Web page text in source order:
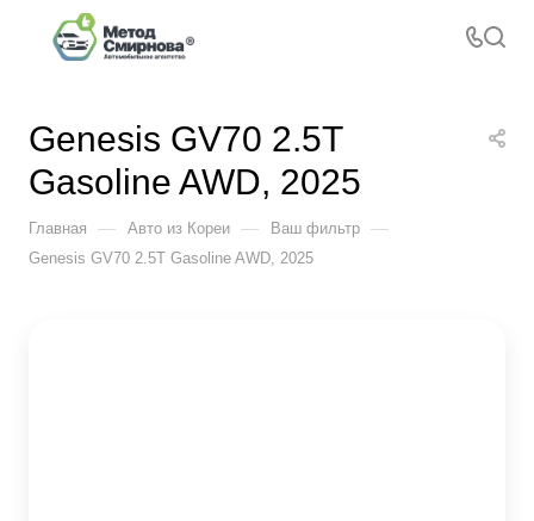
Genesis GV70 2.5T
Gasoline AWD, 2025
Главная — Авто из Кореи — Ваш фильтр —
Genesis GV70 2.5T Gasoline AWD, 2025